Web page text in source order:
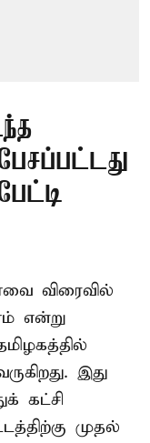
விரைவில்
என்று
இது
கட்சி
முதல்